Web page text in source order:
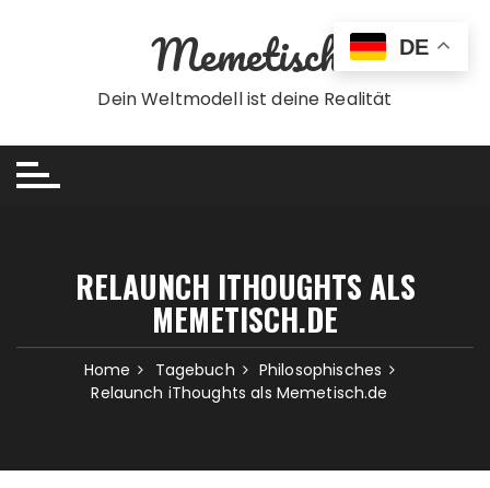
Memetisch
Dein Weltmodell ist deine Realität
RELAUNCH ITHOUGHTS ALS
MEMETISCH.DE
Home Tagebuch
Philosophisches
Relaunch iThoughts als Memetisch.de
DE